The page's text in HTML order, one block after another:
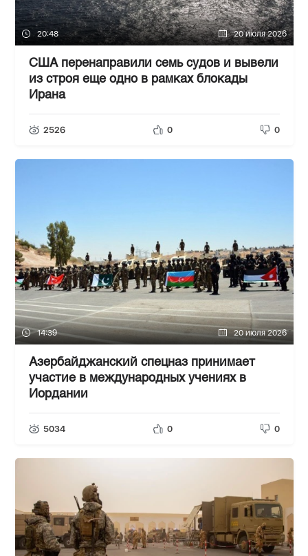
20:48 20 июля 2026
США перенаправили семь судов и вывели
из строя еще одно в рамках блокады
Ирана
2526 0 0
14:39 20 июля 2026
Азербайджанский спецназ принимает
участие в международных учениях в
Иордании
5034 0 0